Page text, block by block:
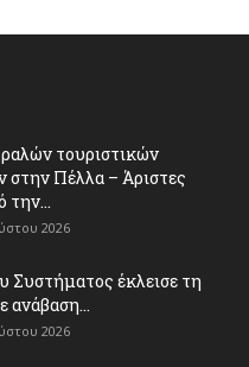
τουριστικών
στην Πέλλα – Άριστες
την...
2026
Συστήματος έκλεισε τη
ανάβαση...
2026